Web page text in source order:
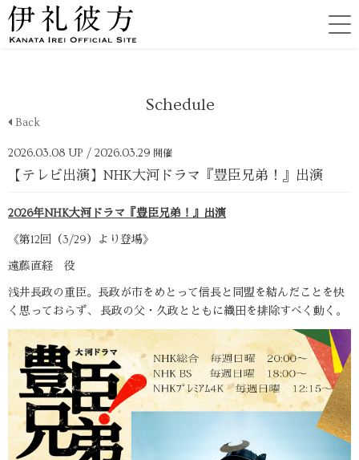
Schedule
Back
2026.03.08 UP / 2026.03.29 開催
【テレビ出演】NHK大河ドラマ『豊臣兄弟！』出演
2026年NHK大河ドラマ『豊臣兄弟！』出演
《第12回（3/29）より登場》
遠藤直経 役
浅井長政の重臣。長政が市をめとって信長と同盟を結んだことを快
く思っておらず、 長政の父・久政とともに織田を排除すべく動く。